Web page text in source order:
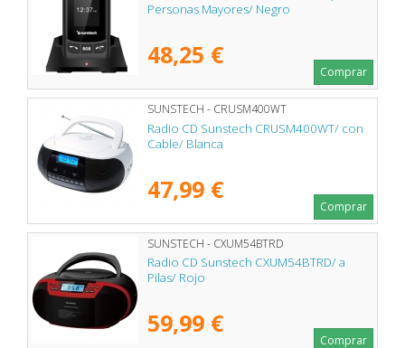
Personas Mayores/ Negro
48,25 €
Comprar
SUNSTECH - CRUSM400WT
Radio CD Sunstech CRUSM400WT/ con
Cable/ Blanca
47,99 €
Comprar
SUNSTECH - CXUM54BTRD
Radio CD Sunstech CXUM54BTRD/ a
Pilas/ Rojo
59,99 €
Comprar